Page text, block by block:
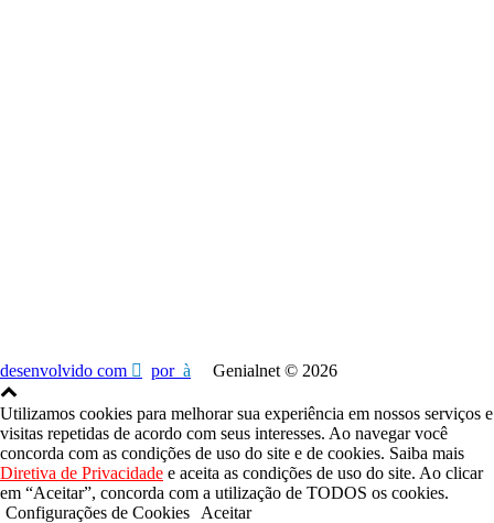
desenvolvido com por Genialnet © 2026
Utilizamos cookies para melhorar sua experiência em nossos serviços e
visitas repetidas de acordo com seus interesses. Ao navegar você
concorda com as condições de uso do site e de cookies. Saiba mais
Diretiva de Privacidade e aceita as condições de uso do site. Ao clicar
em “Aceitar”, concorda com a utilização de TODOS os cookies.
Configurações de Cookies
Aceitar